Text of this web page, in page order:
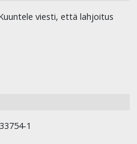
viesti, että lahjoitus
1